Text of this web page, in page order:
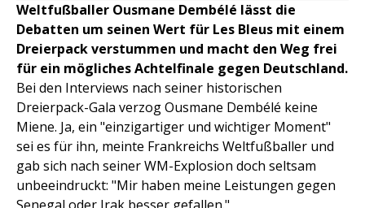
Weltfußballer Ousmane Dembélé lässt die
Debatten um seinen Wert für Les Bleus mit einem
Dreierpack verstummen und macht den Weg frei
für ein mögliches Achtelfinale gegen Deutschland.
Bei den Interviews nach seiner historischen
Dreierpack-Gala verzog Ousmane Dembélé keine
Miene. Ja, ein "einzigartiger und wichtiger Moment"
sei es für ihn, meinte Frankreichs Weltfußballer und
gab sich nach seiner WM-Explosion doch seltsam
unbeeindruckt: "Mir haben meine Leistungen gegen